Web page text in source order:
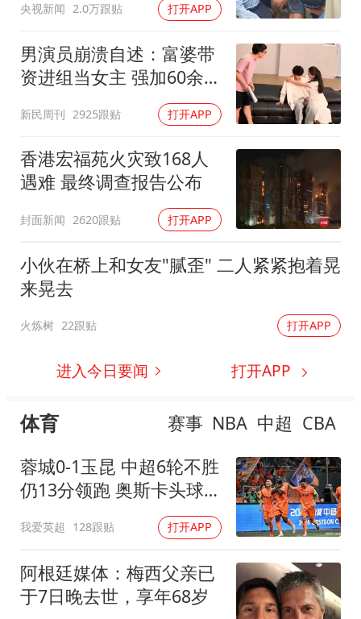
央视新闻 2.0万跟贴 打开APP
男演员崩溃自述：富婆带
资进组当女主 强加60余场
新民周刊 2925跟贴 打开APP
香港宏福苑火灾致168人
遇难 最终调查报告公布
封面新闻 2620跟贴 打开APP
小伙在桥上和女友"腻歪" 二人紧紧抱着晃
来晃去
火炼树 22跟贴 打开APP
进入今日要闻 打开APP
体育 赛事 NBA 中超 CBA
蓉城0-1玉昆 中超6轮不胜
仍13分领跑 奥斯卡头球制
我爱英超 128跟贴 打开APP
阿根廷媒体：梅西父亲已
于7日晚去世，享年68岁